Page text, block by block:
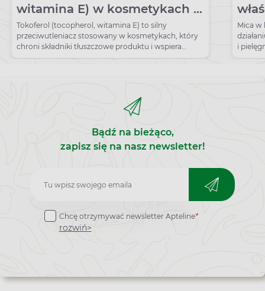
witamina E) w kosmetykach –
właściwości i zastosowanie
Tokoferol (tocopherol, witamina E) to silny
przeciwutleniacz stosowany w kosmetykach, który
chroni składniki tłuszczowe produktu i wspiera
ochronę naskórka.
Mica w
i
Bądź na bieżąco,
zapisz się na nasz newsletter!
Zapisz
do
newslettera
Chcę otrzymywać newsletter Apteline*
rozwiń>